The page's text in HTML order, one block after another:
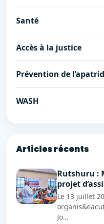
Santé
Accès à la justice
Prévention de
WASH
Articles récents
Rutshuru :
projet
Le 13 juillet
Jo…